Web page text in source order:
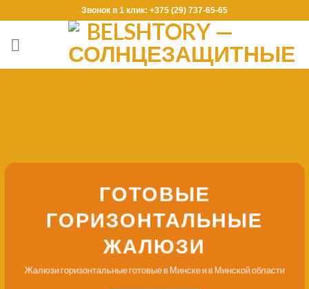
to
content
Звонок в 1 клик: +375 (29) 737-65-65
ГОТОВЫЕ
ГОРИЗОНТАЛЬНЫЕ
ЖАЛЮЗИ
Жалюзи горизонтальные готовые в Минске и в Минской области